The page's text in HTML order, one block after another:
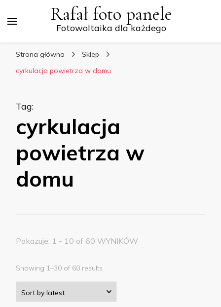
Rafał foto panele
Fotowoltaika dla każdego
Strona główna
Sklep
cyrkulacja powietrza w domu
Tag:
cyrkulacja
powietrza w
domu
Pokazuje: 1 - 10 of 60 WYNIKÓW
Showing 1–30 of 60 results